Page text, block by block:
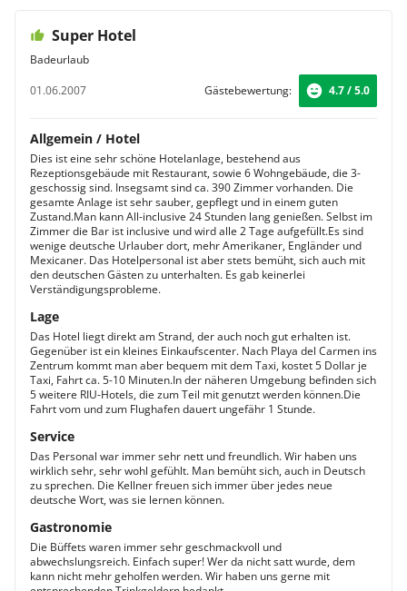
Super Hotel
Badeurlaub
01.06.2007
Gästebewertung: 4.7 / 5.0
Allgemein / Hotel
Dies ist eine sehr schöne Hotelanlage, bestehend aus
Rezeptionsgebäude mit Restaurant, sowie 6 Wohngebäude, die 3-
geschossig sind. Insegsamt sind ca. 390 Zimmer vorhanden. Die
gesamte Anlage ist sehr sauber, gepflegt und in einem guten
Zustand.Man kann All-inclusive 24 Stunden lang genießen. Selbst im
Zimmer die Bar ist inclusive und wird alle 2 Tage aufgefüllt.Es sind
wenige deutsche Urlauber dort, mehr Amerikaner, Engländer und
Mexicaner. Das Hotelpersonal ist aber stets bemüht, sich auch mit
den deutschen Gästen zu unterhalten. Es gab keinerlei
Verständigungsprobleme.
Lage
Das Hotel liegt direkt am Strand, der auch noch gut erhalten ist.
Gegenüber ist ein kleines Einkaufscenter. Nach Playa del Carmen ins
Zentrum kommt man aber bequem mit dem Taxi, kostet 5 Dollar je
Taxi, Fahrt ca. 5-10 Minuten.In der näheren Umgebung befinden sich
5 weitere RIU-Hotels, die zum Teil mit genutzt werden können.Die
Fahrt vom und zum Flughafen dauert ungefähr 1 Stunde.
Service
Das Personal war immer sehr nett und freundlich. Wir haben uns
wirklich sehr, sehr wohl gefühlt. Man bemüht sich, auch in Deutsch
zu sprechen. Die Kellner freuen sich immer über jedes neue
deutsche Wort, was sie lernen können.
Gastronomie
Die Büffets waren immer sehr geschmackvoll und
abwechslungsreich. Einfach super! Wer da nicht satt wurde, dem
kann nicht mehr geholfen werden. Wir haben uns gerne mit